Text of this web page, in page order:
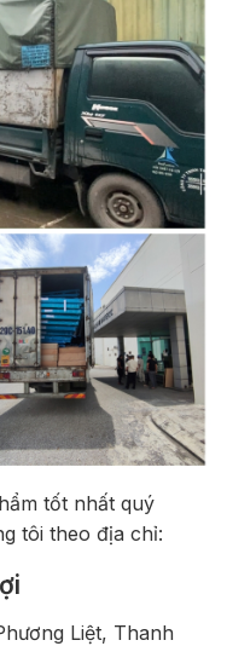
tốt nhất quý
tôi theo địa chỉ:
Liệt, Thanh